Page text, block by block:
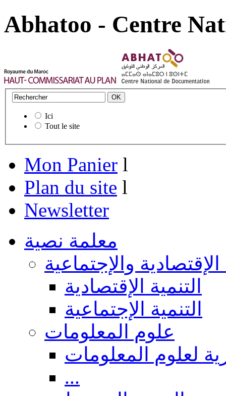
Abhatoo - Centre
Ici
Tout le site
Mon Panier l
Plan du site l
Newsletter
معلمة نصية
الإقتصادية والإجتماعية
التنمية الإقتصادية
التنمية الإجتماعية
علوم المعلومات
لعلوم المعلومات
...